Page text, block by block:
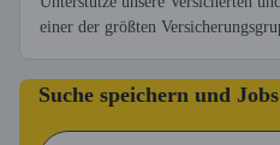
einer der größten
Suche speichern und